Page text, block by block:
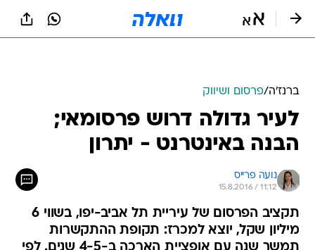
ברנז'ה/פרסום ושיווק
לעיר גדולה דרוש פרסומאי;
הבנה באינטרנט - יתרון
נועה פרייס
15.8.2016 / 11:12
תקציב הפרסום של עיריית תל אביב-יפו, בשווי 6
מיליון שקל, יוצא למכרז: תקופת ההתקשרות